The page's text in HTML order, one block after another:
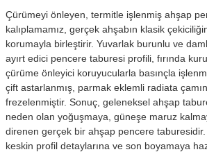
Çürümeyi önleyen, termitle işlenmiş ahşap
kalıplamamız, gerçek ahşabın klasik
korumayla birleştirir. Yuvarlak burunlu ve
ayırt edici pencere taburesi profili, fırında
çürüme önleyici koruyucularla basınçla
çift astarlanmış, parmak eklemli radiata
frezelenmiştir. Sonuç, geleneksel ahşap
neden olan yoğuşmaya, güneşe maruz
direnen gerçek bir ahşap pencere
keskin profil detaylarına ve son boyamaya